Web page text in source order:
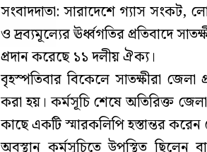
সংবাদদাতা: সারাদেশে গ্যাস সংকট,
ও দ্রব্যমূল্যের ঊর্ধ্বগতির প্রতিবাদে
প্রদান করেছে ১১ দলীয় ঐক্য।
বৃহস্পতিবার বিকেলে সাতক্ষীরা
করা হয়। কর্মসূচি শেষে অতিরিক্ত
কাছে একটি স্মারকলিপি হস্তান্তর করেন